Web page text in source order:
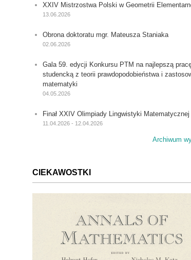
XXIV Mistrzostwa Polski w Geometrii
13.06.2026
Obrona doktoratu mgr. Mateusza Staniaka
02.06.2026
Gala 59. edycji Konkursu PTM na najlepszą
studencką z teorii prawdopodobieństwa i
matematyki
04.05.2026
Finał XXIV Olimpiady Lingwistyki Matematycznej
11.04.2026 - 12.04.2026
Archiwum
CIEKAWOSTKI